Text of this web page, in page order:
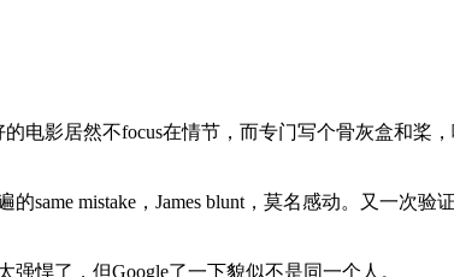
电影居然不focus在情节，而专门写个骨灰盒和桨
same mistake，James blunt，莫名感动。又一次
悍了，但Google了一下貌似不是同一个人。